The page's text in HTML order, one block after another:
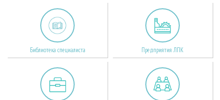
Библиотека специалиста Предприятия ЛПК